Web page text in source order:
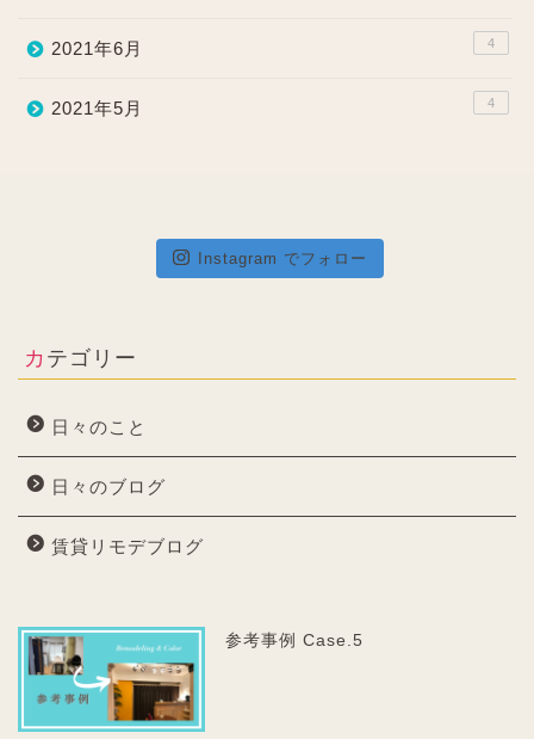
2021年6月 4
2021年5月 4
Instagram でフォロー
カテゴリー
日々のこと
日々のブログ
賃貸リモデブログ
参考事例 Case.5